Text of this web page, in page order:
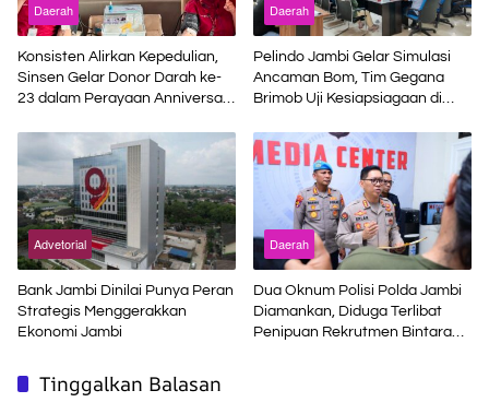
Daerah
Konsisten Alirkan Kepedulian,
Sinsen Gelar Donor Darah ke-
23 dalam Perayaan Anniversary
Daerah
Pelindo Jambi Gelar Simulasi
Ancaman Bom, Tim Gegana
Brimob Uji Kesiapsiagaan di
Advetorial
Bank Jambi Dinilai Punya Peran
Strategis Menggerakkan
Ekonomi Jambi
Daerah
Dua Oknum Polisi Polda Jambi
Diamankan, Diduga Terlibat
Penipuan Rekrutmen Bintara
Tinggalkan Balasan